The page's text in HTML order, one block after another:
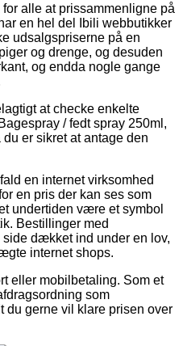
alle at prissammenligne på
en hel del Ibili webbutikker
udsalgspriserne på en
og drenge, og desuden
og endda nogle gange
at checke enkelte
/ fedt spray 250ml,
du er sikret at antage den
en internet virksomhed
en pris der kan ses som
undertiden være et symbol
Bestillinger med
dækket ind under en lov,
internet shops.
eller mobilbetaling. Som et
som
du gerne vil klare prisen over